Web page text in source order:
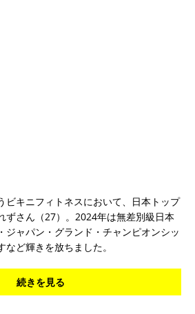
ビキニフィトネスにおいて、日本トップ
ずさん（27）。2024年は無差別級日本
ジャパン・グランド・チャンピオンシッ
ど輝きを放ちました。
続きを見る